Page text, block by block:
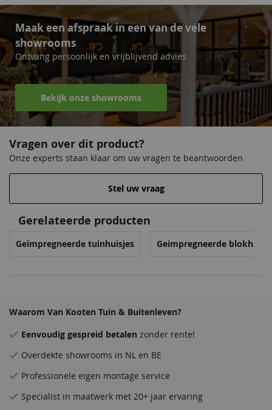
veranda.
Maak een afspraak in een van de vele
showrooms
Ontvang persoonlijk en vrijblijvend advies
Bekijk onze showrooms
Vragen over dit product?
Onze experts staan klaar om uw vragen te beantwoorden
Stel uw vraag
Gerelateerde producten
Geïmpregneerde tuinhuisjes Geimpregneerde
Waarom Van Kooten Tuin & Buitenleven?
Eenvoudig gespreid betalen zonder rente!
Overdekte showrooms in NL en BE
Professionele eigen montage service
Specialist in maatwerk met 20+ jaar ervaring